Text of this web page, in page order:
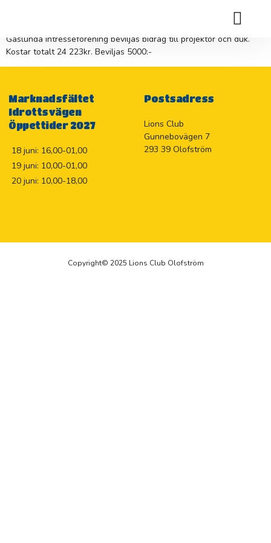
Gaslunda intresseförening beviljas bidrag till projektor och duk.
Kostar totalt 24 223kr. Beviljas 5000:-
Postsadress
Lions Club
Gunnebovägen 7
293 39 Olofström
Marknadsfältet
Idrottsvägen
Öppettider 2027
18 juni: 16,00-01,00
19 juni: 10,00-01,00
20 juni: 10,00-18,00
Copyright© 2025 Lions Club Olofström